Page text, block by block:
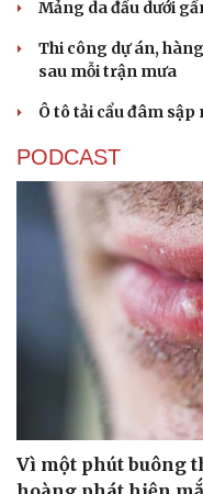
Mảng da đầu dưới
Thi công dự án,
sau mỗi trận mưa
Ô tô tải cẩu đâm
PODCAST
Vì một phút buông